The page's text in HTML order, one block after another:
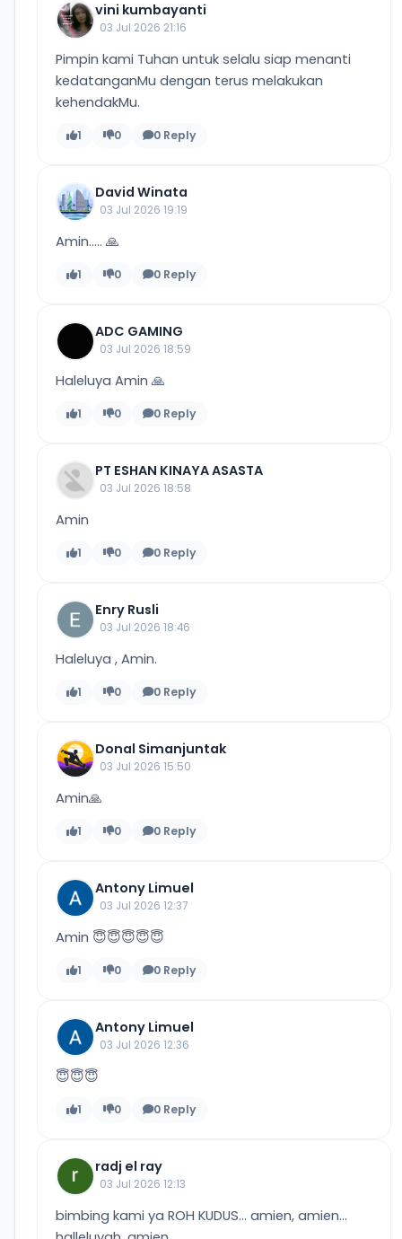
vini kumbayanti
03 Jul 2026 21:16
Pimpin kami Tuhan untuk selalu siap menanti
kedatanganMu dengan terus melakukan
kehendakMu.
1 0 0 Reply
David Winata
03 Jul 2026 19:19
Amin..... 🙏
1 0 0 Reply
ADC GAMING
03 Jul 2026 18:59
Haleluya Amin 🙏
1 0 0 Reply
PT ESHAN KINAYA ASASTA
03 Jul 2026 18:58
Amin
1 0 0 Reply
Enry Rusli
03 Jul 2026 18:46
Haleluya , Amin.
1 0 0 Reply
Donal Simanjuntak
03 Jul 2026 15:50
Amin🙏
1 0 0 Reply
Antony Limuel
03 Jul 2026 12:37
Amin 😇😇😇😇😇
1 0 0 Reply
Antony Limuel
03 Jul 2026 12:36
😇😇😇
1 0 0 Reply
radj el ray
03 Jul 2026 12:13
bimbing kami ya ROH KUDUS... amien, amien...